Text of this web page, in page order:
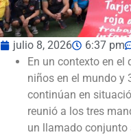
julio 8, 2026 6:37 pm
En un contexto en
niños en el mundo y
continúan en
reunió a los tres
un llamado conjunto